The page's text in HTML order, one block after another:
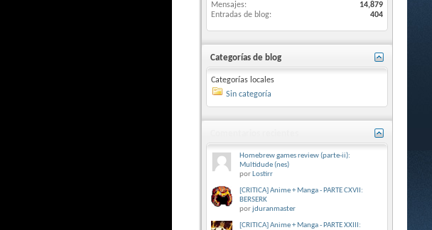
Mensajes
14,879
Entradas de blog
404
Categorías de blog
Categorías locales
Sin categoría
Homebrew games review (parte-ii):
Multidude (nes)
por Lostirr
[CRITICA] Anime + Manga - PARTE CXVII:
BERSERK
porjduranmaster
[CRITICA] Anime + Manga - PARTE XXIII: